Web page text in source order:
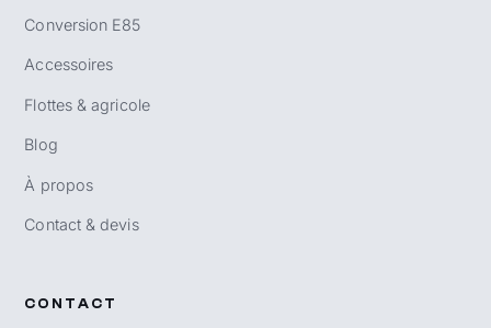
Conversion E85
Accessoires
Flottes & agricole
Blog
À propos
Contact & devis
CONTACT